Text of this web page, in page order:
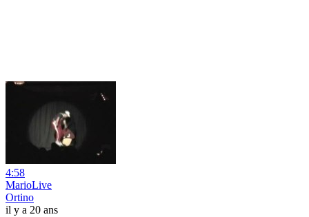
4:58
MarioLive
Ortino
il y a 20 ans